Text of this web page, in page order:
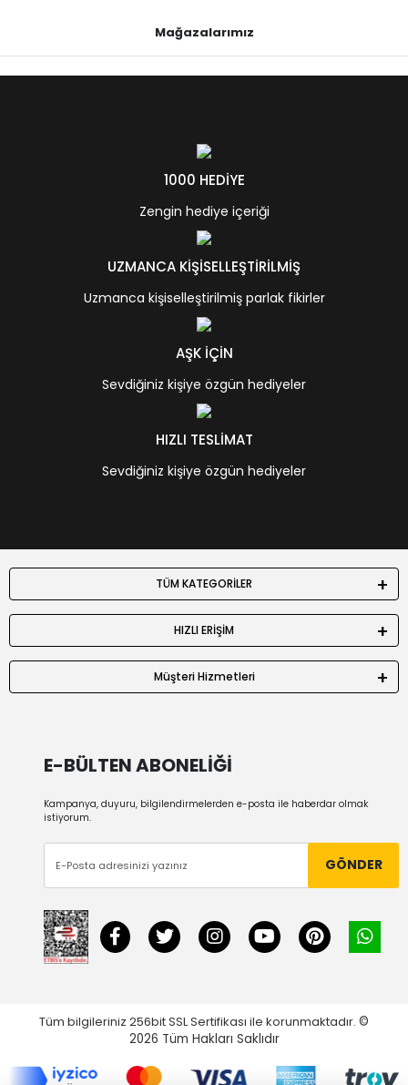
Mağazalarımız
1000 HEDİYE
Zengin hediye içeriği
UZMANCA KİŞİSELLEŞTİRİLMİŞ
Uzmanca kişiselleştirilmiş parlak fikirler
AŞK İÇİN
Sevdiğiniz kişiye özgün hediyeler
HIZLI TESLİMAT
Sevdiğiniz kişiye özgün hediyeler
TÜM KATEGORİLER
HIZLI ERİŞİM
Müşteri Hizmetleri
E-BÜLTEN ABONELİĞİ
Kampanya, duyuru, bilgilendirmelerden e-posta ile haberdar olmak
istiyorum.
GÖNDER
Tüm bilgileriniz 256bit SSL Sertifikası ile korunmaktadır. ©
2026 Tüm Hakları Saklıdır